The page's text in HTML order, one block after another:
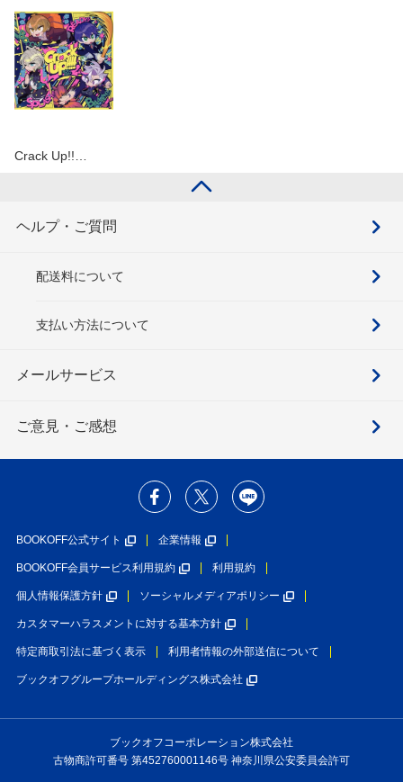
Crack Up!!…
ヘルプ・ご質問
配送料について
支払い方法について
メールサービス
ご意見・ご感想
BOOKOFF公式サイト 企業情報
BOOKOFF会員サービス利用規約 利用規約
個人情報保護方針 ソーシャルメディアポリシー
カスタマーハラスメントに対する基本方針
特定商取引法に基づく表示 利用者情報の外部送信について
ブックオフグループホールディングス株式会社
ブックオフコーポレーション株式会社
古物商許可番号 第452760001146号 神奈川県公安委員会許可